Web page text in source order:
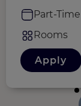
Part-Time
Rooms
Apply